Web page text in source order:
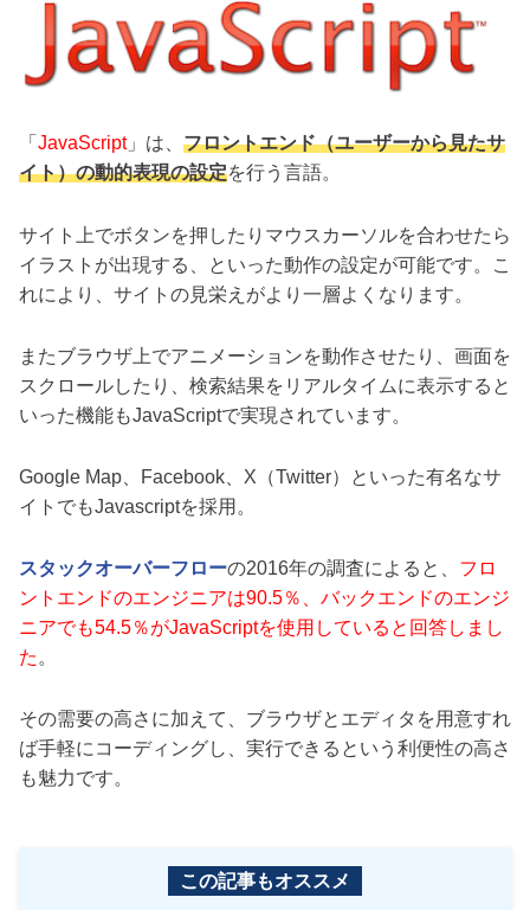
「 JavaScript」は、 フロントエンド（ユーザーから見たサ
イト）の動的表現の設定を行う言語。
サイト上でボタンを押したりマウスカーソルを合わせたら
イラストが出現する、といった動作の設定が可能です。こ
れにより、サイトの見栄えがより一層よくなります。
またブラウザ上でアニメーションを動作させたり、画面を
スクロールしたり、検索結果をリアルタイムに表示すると
いった機能もJavaScriptで実現されています。
Google Map、Facebook、X（Twitter）といった有名なサ
イトでもJavascriptを採用。
スタックオーバーフローの2016年の調査によると、 フロ
ントエンドのエンジニアは90.5％、バックエンドのエンジ
ニアでも54.5％がJavaScriptを使用していると回答しまし
た 。
その需要の高さに加えて、ブラウザとエディタを用意すれ
ば手軽にコーディングし、実行できるという利便性の高さ
も魅力です。
この記事もオススメ